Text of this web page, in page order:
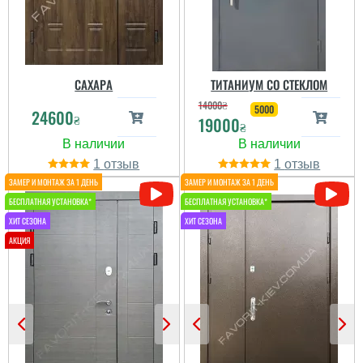
Сподобалось дуже, що
чекати не потрібно було
і встановили за декілька
днів, двері самі по собі
непогані.
САХАРА
24600₴
1
ТИТАНИУМ СО СТЕКЛОМ
14000₴
19000₴
5000
1